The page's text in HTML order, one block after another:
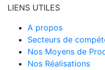
LIENS UTILES
A propos
Secteurs de
Nos Moyens de
Nos Réalisations